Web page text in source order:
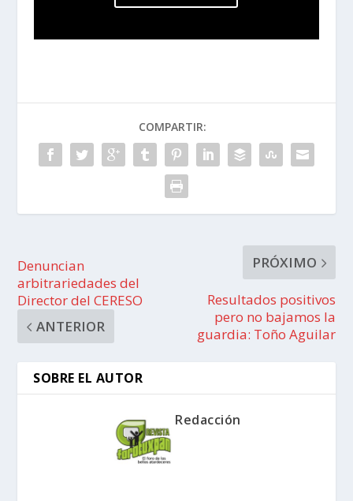
COMPARTIR:
Denuncian
arbitrariedades del
Director del CERESO
ANTERIOR
PRÓXIMO
Resultados positivos
pero no bajamos la
guardia: Toño Aguilar
SOBRE EL AUTOR
Redacción